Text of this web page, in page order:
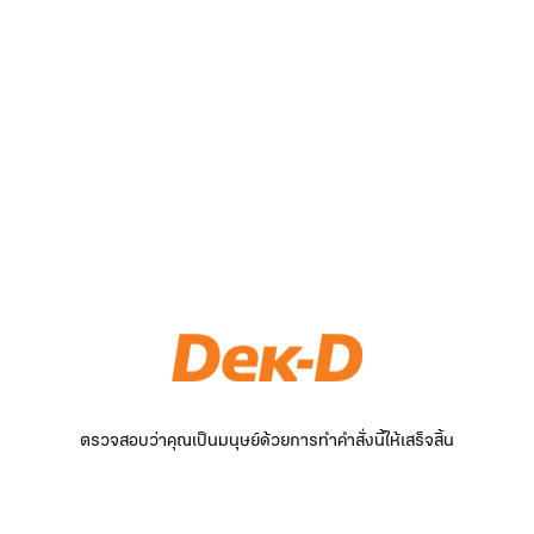
ตรวจสอบว่าคุณเป็นมนุษย์ด้วยการทำคำสั่งนี้ให้เสร็จสิ้น